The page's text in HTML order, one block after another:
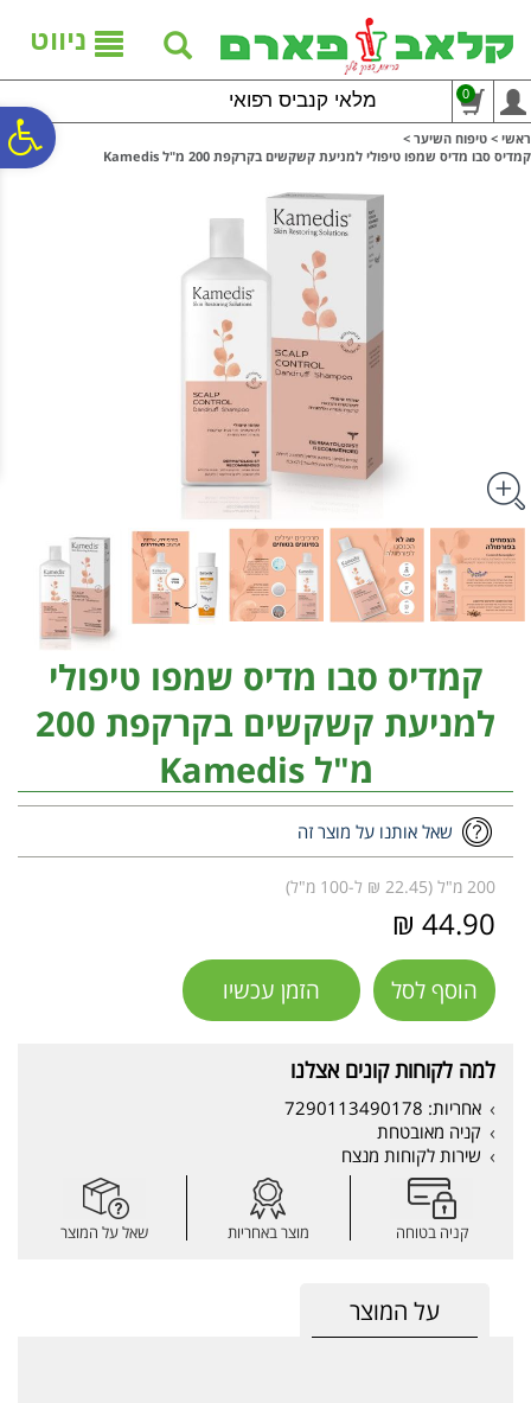
נגישות
אתר
המרכזי
ניווט
מלאי קנביס רפואי 0
ראשי > טיפוח השיער >
קמדיס סבו מדיס שמפו טיפולי למניעת קשקשים בקרקפת 200 מ"ל Kamedis
קמדיס סבו מדיס שמפו טיפולי
למניעת קשקשים בקרקפת 200
מ"ל Kamedis
שאל אותנו על מוצר זה
200 מ"ל (22.45 ₪ ל-100 מ"ל)
44.90 ₪
הוסף לסל הזמן עכשיו
למה לקוחות קונים אצלנו
אחריות: 7290113490178
קניה מאובטחת
שירות לקוחות מנצח
קניה בטוחה מוצר באחריות שאל על המוצר
על המוצר